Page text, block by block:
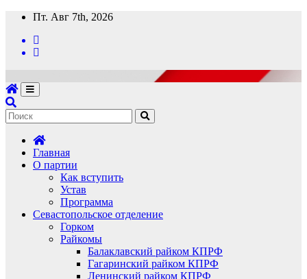
Перейти
содержимому
Пт. Авг 7th, 2026
Главная
О партии
Как вступить
Устав
Программа
Севастопольское отделение
Горком
Райкомы
Балаклавский райком КПРФ
Гагаринский райком КПРФ
Ленинский райком КПРФ